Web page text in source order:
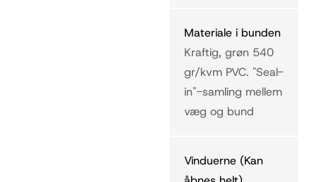
Materiale i bunden
Kraftig, grøn 540
gr/kvm PVC. "Seal-
in"-samling mellem
væg og bund
Vinduerne (Kan